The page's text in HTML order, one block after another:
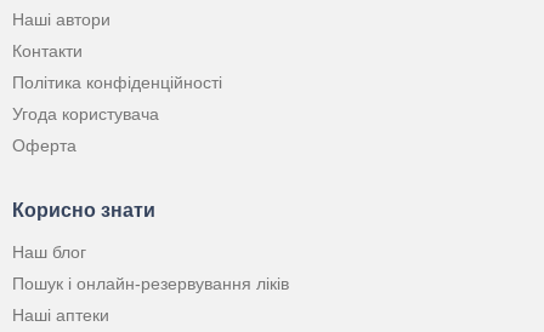
Наші автори
Контакти
Політика конфіденційності
Угода користувача
Оферта
Корисно знати
Наш блог
Пошук і онлайн-резервування ліків
Наші аптеки